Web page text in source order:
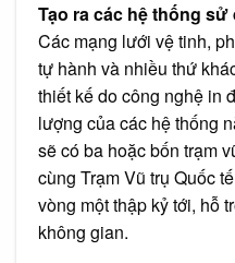
Tạo ra các hệ thống
Các mạng lưới vệ tinh,
tự hành và nhiều thứ
thiết kế do công nghệ in
lượng của các hệ thống
sẽ có ba hoặc bốn trạm
cùng Trạm Vũ trụ Quốc
vòng một thập kỷ tới, hỗ
không gian.